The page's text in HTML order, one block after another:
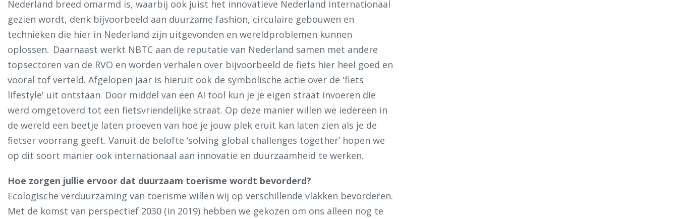
Nederland breed omarmd is, waarbij ook juist het innovatieve Nederland internationaal
gezien wordt, denk bijvoorbeeld aan duurzame fashion, circulaire gebouwen en
technieken die hier in Nederland zijn uitgevonden en wereldproblemen kunnen
oplossen. Daarnaast werkt NBTC aan de reputatie van Nederland samen met andere
topsectoren van de RVO en worden verhalen over bijvoorbeeld de fiets hier heel goed en
vooral tof verteld. Afgelopen jaar is hieruit ook de symbolische actie over de 'fiets
lifestyle' uit ontstaan. Door middel van een AI tool kun je je eigen straat invoeren die
werd omgetoverd tot een fietsvriendelijke straat. Op deze manier willen we iedereen in
de wereld een beetje laten proeven van hoe je jouw plek eruit kan laten zien als je de
fietser voorrang geeft. Vanuit de belofte ‘solving global challenges together’ hopen we
op dit soort manier ook internationaal aan innovatie en duurzaamheid te werken.
Hoe zorgen jullie ervoor dat duurzaam toerisme wordt bevorderd?
Ecologische verduurzaming van toerisme willen wij op verschillende vlakken bevorderen.
Met de komst van perspectief 2030 (in 2019) hebben we gekozen om ons alleen nog te